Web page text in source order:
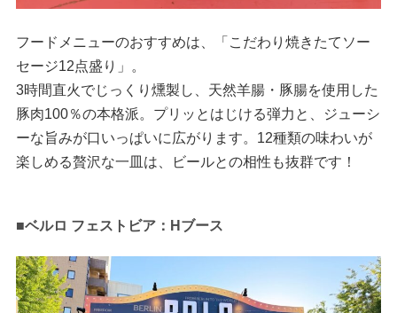
フードメニューのおすすめは、「こだわり焼きたてソー
セージ12点盛り」。
3時間直火でじっくり燻製し、天然羊腸・豚腸を使用した
豚肉100％の本格派。プリッとはじける弾力と、ジューシ
ーな旨みが口いっぱいに広がります。12種類の味わいが
楽しめる贅沢な一皿は、ビールとの相性も抜群です！
■ベルロ フェストビア：Hブース